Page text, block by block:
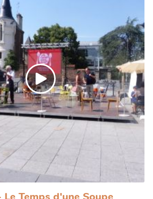
des ondes dans notre
et notamment au regard de
4htu00Zyxvo
woodpeckers